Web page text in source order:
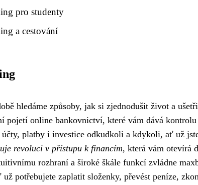
pro studenty
a cestování
hledáme způsoby, jak si zjednodušit život a
pojetí online bankovnictví, které vám dává
účty, platby i investice odkudkoli a kdykoli, ať už
revoluci v přístupu k financím, která vám otevírá
rozhraní a široké škále funkcí zvládne
potřebujete zaplatit složenky, převést peníze,